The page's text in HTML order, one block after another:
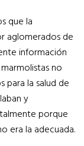
que la
aglomerados de
información
no
para la salud de
y
porque
era la adecuada.